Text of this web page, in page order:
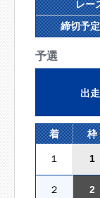
レー
締切予
予
出
着 枠
１ 1
２ 2